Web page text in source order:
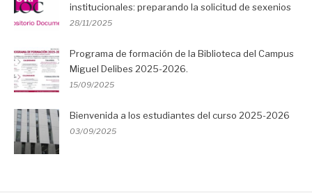
institucionales: preparando la solicitud de sexenios
28/11/2025
Programa de formación de la Biblioteca del Campus
Miguel Delibes 2025-2026.
15/09/2025
Bienvenida a los estudiantes del curso 2025-2026
03/09/2025